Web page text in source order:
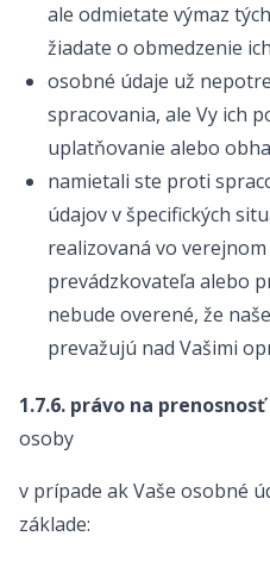
ale odmietate výmaz
žiadate o obmedzenie
osobné údaje už
spracovania, ale Vy ich
uplatňovanie alebo
namietali ste proti
údajov v špecifických
realizovaná vo
prevádzkovateľa alebo
nebude overené, že
prevažujú nad Vašimi
1.7.6. právo na prenosnosť
osoby
v prípade ak Vaše osobné
základe: